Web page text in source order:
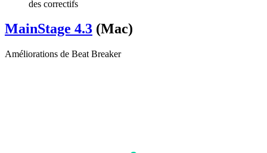
des correctifs
MainStage 4.3 (Mac)
Améliorations de Beat Breaker